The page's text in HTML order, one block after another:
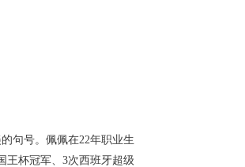
句号。佩佩在22年职业生
王杯冠军、3次西班牙超级